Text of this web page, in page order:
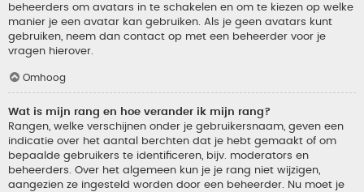
beheerders om avatars in te schakelen en om te kiezen op welke
manier je een avatar kan gebruiken. Als je geen avatars kunt
gebruiken, neem dan contact op met een beheerder voor je
vragen hierover.
Omhoog
Wat is mijn rang en hoe verander ik mijn rang?
Rangen, welke verschijnen onder je gebruikersnaam, geven een
indicatie over het aantal berchten dat je hebt gemaakt of om
bepaalde gebruikers te identificeren, bijv. moderators en
beheerders. Over het algemeen kun je je rang niet wijzigen,
aangezien ze ingesteld worden door een beheerder. Nu moet je